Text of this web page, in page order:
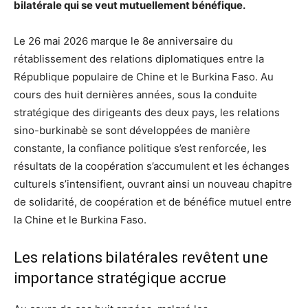
bilatérale qui se veut mutuellement bénéfique.
Le 26 mai 2026 marque le 8e anniversaire du
rétablissement des relations diplomatiques entre la
République populaire de Chine et le Burkina Faso. Au
cours des huit dernières années, sous la conduite
stratégique des dirigeants des deux pays, les relations
sino-burkinabè se sont développées de manière
constante, la confiance politique s’est renforcée, les
résultats de la coopération s’accumulent et les échanges
culturels s’intensifient, ouvrant ainsi un nouveau chapitre
de solidarité, de coopération et de bénéfice mutuel entre
la Chine et le Burkina Faso.
Les relations bilatérales revêtent une
importance stratégique accrue